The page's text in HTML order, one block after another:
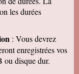
les durées
: Vous devrez
enregistrées vos
ou disque dur.